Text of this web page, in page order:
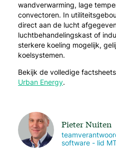
wandverwarming, lage
convectoren. In
direct aan de lucht
luchtbehandelingskast of
sterkere koeling mogelijk,
koelsystemen.
Bekijk de volledige
Urban Energy.
Pieter Nuiten
software - lid